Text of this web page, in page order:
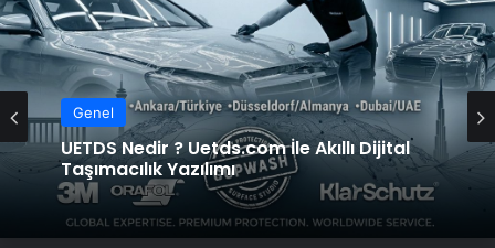
Genel
UETDS Nedir ? Uetds.com İle Akıllı Dijital
Taşımacılık Yazılımı
Genel